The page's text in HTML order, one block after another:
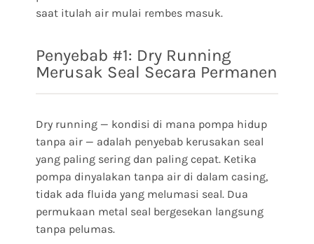
saat itulah air mulai rembes masuk.
Penyebab #1: Dry Running
Merusak Seal Secara Permanen
Dry running — kondisi di mana pompa hidup
tanpa air — adalah penyebab kerusakan seal
yang paling sering dan paling cepat. Ketika
pompa dinyalakan tanpa air di dalam casing,
tidak ada fluida yang melumasi seal. Dua
permukaan metal seal bergesekan langsung
tanpa pelumas.